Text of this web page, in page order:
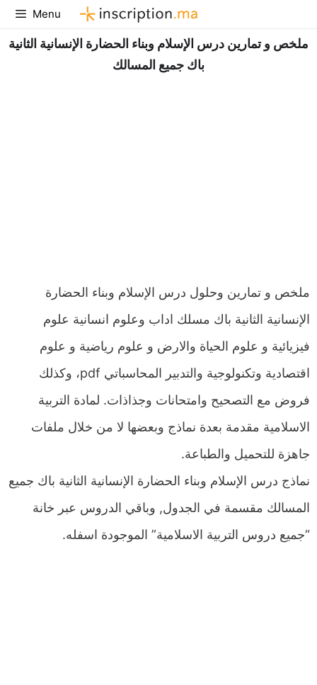
Aller
au
contenu
Menu
ملخص و تمارين درس الإسلام وبناء الحضارة الإنسانية الثانية
باك جميع المسالك
ملخص و تمارين وحلول درس الإسلام وبناء الحضارة
الإنسانية الثانية باك مسلك اداب وعلوم انسانية علوم
فيزيائية و علوم الحياة والارض و علوم رياضية و علوم
اقتصادية وتكنولوجية والتدبير المحاسباتي pdf، وكذلك
فروض مع التصحيح وامتحانات وجذاذات. لمادة التربية
الاسلامية مقدمة بعدة نماذج وبعضها لا من خلال ملفات
جاهزة للتحميل والطباعة.
نماذج درس الإسلام وبناء الحضارة الإنسانية الثانية باك جميع
المسالك مقسمة في الجدول, وباقي الدروس عبر خانة
“جميع دروس التربية الاسلامية” الموجودة اسفله.